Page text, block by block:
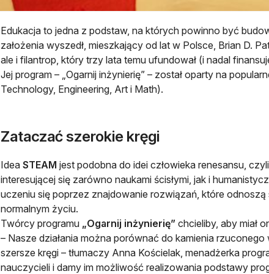
Edukacja to jedna z podstaw, na których powinno być
założenia wyszedł, mieszkający od lat w Polsce, Brian D.
ale i filantrop, który trzy lata temu ufundował (i nadal
Jej program – „Ogarnij inżynierię” – został oparty na
Technology, Engineering, Art i Math).
Zataczać szerokie kręgi
Idea STEAM jest podobna do idei człowieka renesansu,
interesującej się zarówno naukami ścisłymi, jak i
uczeniu się poprzez znajdowanie rozwiązań, które
normalnym życiu.
Twórcy programu „Ogarnij inżynierię” chcieliby, aby miał
– Nasze działania można porównać do kamienia
szersze kręgi – tłumaczy Anna Kościelak, menadżerka
nauczycieli i damy im możliwość realizowania podstawy